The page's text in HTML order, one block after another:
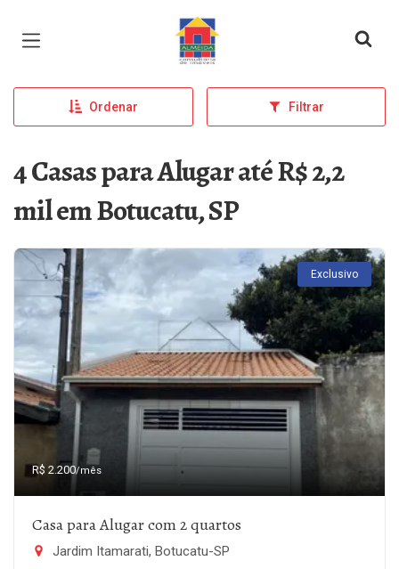
Página inicial
Ordenar Filtrar
4 Casas para Alugar até R$ 2,2
mil em Botucatu, SP
Exclusivo
R$ 2.200/mês
Casa para Alugar com 2 quartos
Jardim Itamarati, Botucatu-SP